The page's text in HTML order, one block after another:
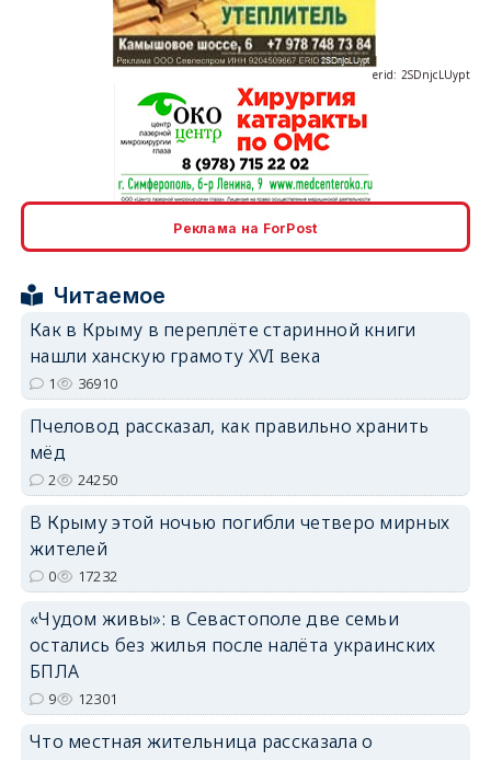
erid: 2SDnjcLUypt
erid: 2SDnjdvhGXG
Реклама на ForPost
Читаемое
Как в Крыму в переплёте старинной книги
нашли ханскую грамоту XVI века
1 36910
Пчеловод рассказал, как правильно хранить
мёд
2 24250
В Крыму этой ночью погибли четверо мирных
жителей
0 17232
«Чудом живы»: в Севастополе две семьи
остались без жилья после налёта украинских
БПЛА
9 12301
Что местная жительница рассказала о